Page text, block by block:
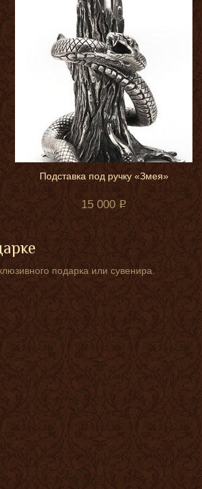
Подставка под ручку «Змея»
15 000
подарка или сувенира.